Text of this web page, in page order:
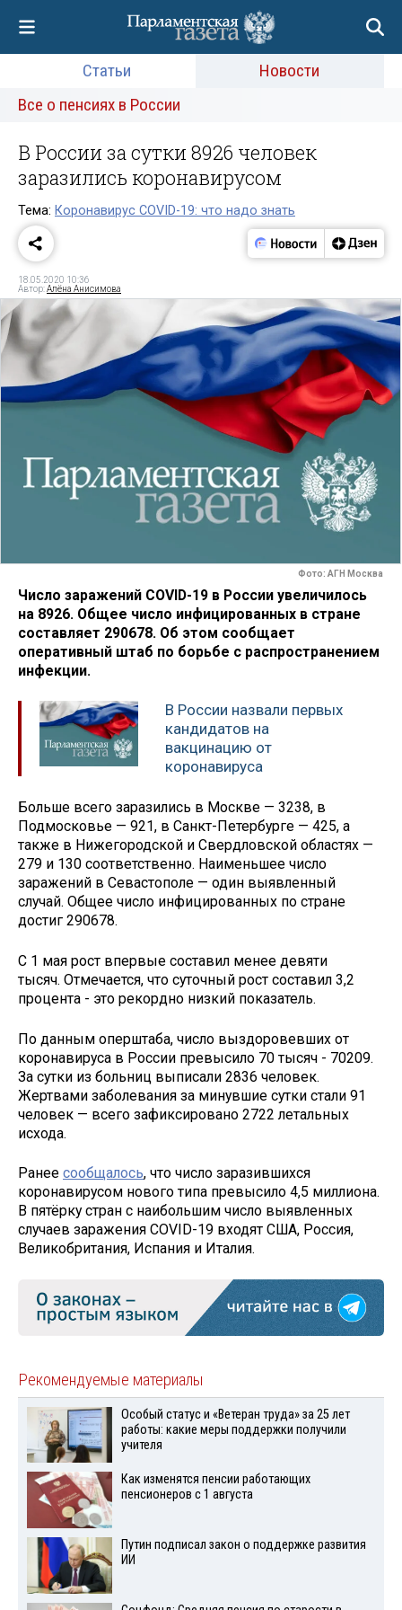
Статьи
Новости
Все о пенсиях в России
В России за сутки 8926 человек
заразились коронавирусом
Тема: Коронавирус COVID-19: что надо знать
18.05.2020 10:36
Автор:Алёна Анисимова
Фото: АГН Москва
Число заражений COVID-19 в России увеличилось
на 8926. Общее число инфицированных в стране
составляет 290678. Об этом сообщает
оперативный штаб по борьбе с распространением
инфекции.
В России назвали первых
кандидатов на
вакцинацию от
коронавируса
Больше всего заразились в Москве — 3238, в
Подмосковье — 921, в Санкт-Петербурге — 425, а
также в Нижегородской и Свердловской областях —
279 и 130 соответственно. Наименьшее число
заражений в Севастополе — один выявленный
случай. Общее число инфицированных по стране
достиг 290678.
С 1 мая рост впервые составил менее девяти
тысяч. Отмечается, что суточный рост составил 3,2
процента - это рекордно низкий показатель.
По данным оперштаба, число выздоровевших от
коронавируса в России превысило 70 тысяч - 70209.
За сутки из больниц выписали 2836 человек.
Жертвами заболевания за минувшие сутки стали 91
человек — всего зафиксировано 2722 летальных
исхода.
Ранее сообщалось, что число заразившихся
коронавирусом нового типа превысило 4,5 миллиона.
В пятёрку стран с наибольшим число выявленных
случаев заражения COVID-19 входят США, Россия,
Великобритания, Испания и Италия.
Рекомендуемые материалы
Особый статус и «Ветеран труда» за 25 лет
работы: какие меры поддержки получили
учителя
Как изменятся пенсии работающих
пенсионеров с 1 августа
Путин подписал закон о поддержке развития
ИИ